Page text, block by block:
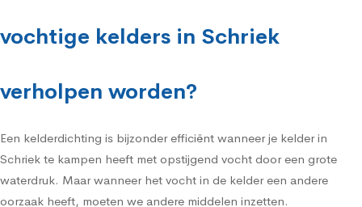
vochtige kelders in Schriek
verholpen worden?
Een kelderdichting is bijzonder efficiënt wanneer je kelder in
Schriek te kampen heeft met opstijgend vocht door een grote
waterdruk. Maar wanneer het vocht in de kelder een andere
oorzaak heeft, moeten we andere middelen inzetten.